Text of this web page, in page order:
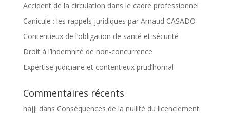
Accident de la circulation dans le cadre professionnel
Canicule : les rappels juridiques par Arnaud CASADO
Contentieux de l’obligation de santé et sécurité
Droit à l’indemnité de non-concurrence
Expertise judiciaire et contentieux prud’homal
Commentaires récents
hajji dans Conséquences de la nullité du licenciement